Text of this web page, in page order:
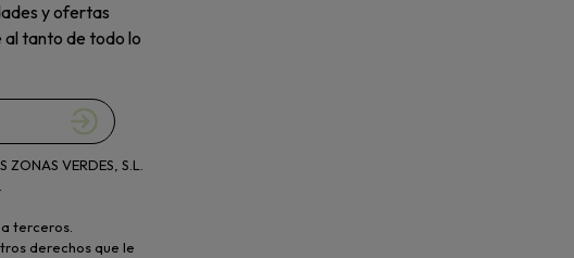
y ofertas
al tanto de todo lo
VERDES, S.L.
terceros.
derechos que le